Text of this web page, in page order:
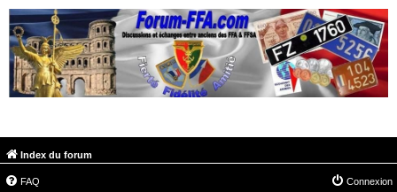
Index du forum
FAQ Connexion